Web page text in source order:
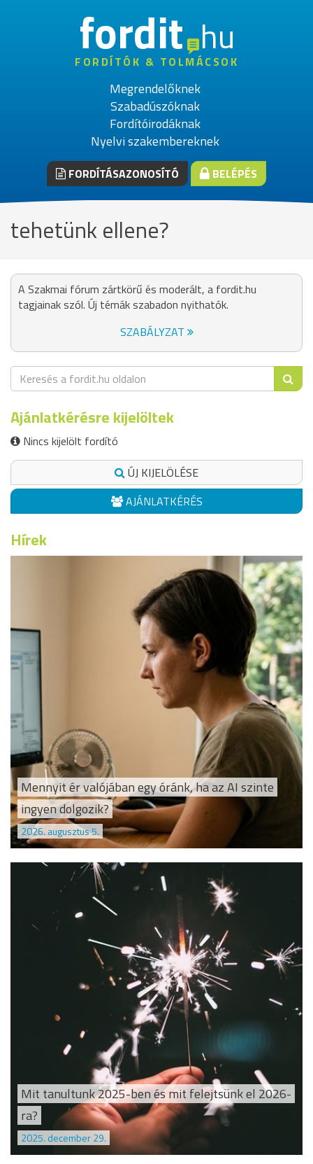
fordithu
FORDÍTÓK & TOLMÁCSOK
Megrendelőknek
Szabadúszóknak
Fordítóirodáknak
Nyelvi szakembereknek
FORDÍTÁSAZONOSÍTÓ BELÉPÉS
tehetünk ellene?
A Szakmai fórum zártkörű és moderált, a fordit.hu
tagjainak szól. Új témák szabadon nyithatók.
SZABÁLYZAT
Ajánlatkérésre kijelöltek
Nincs kijelölt fordító
ÚJ KIJELÖLÉSE
AJÁNLATKÉRÉS
Hírek
Mennyit ér valójában egy óránk, ha az AI szinte
ingyen dolgozik?
2026. augusztus 5.
Mit tanultunk 2025-ben és mit felejtsünk el 2026-
ra?
2025. december 29.